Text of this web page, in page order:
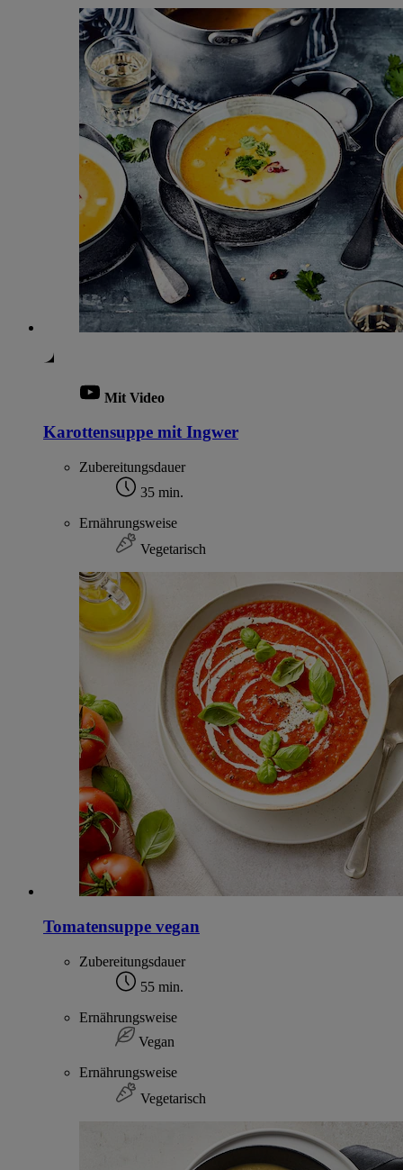
Mit Video
Karottensuppe mit Ingwer
Zubereitungsdauer
35 min.
Ernährungsweise
Vegetarisch
Tomatensuppe vegan
Zubereitungsdauer
55 min.
Ernährungsweise
Vegan
Ernährungsweise
Vegetarisch